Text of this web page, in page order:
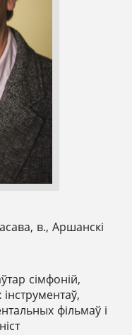
в., Аршанскі
сімфоній,
фільмаў і